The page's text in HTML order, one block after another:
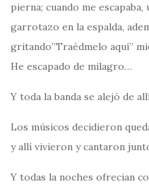
pierna; cuando me
garrotazo en la espalda,
gritando”Traédmelo aquí”
He escapado de milagro…
Y toda la banda se alejó de
Los músicos decidieron
y allí vivieron y cantaron
Y todas la noches ofrecian